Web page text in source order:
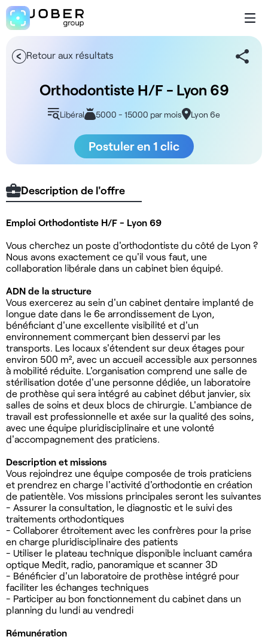
Retour aux résultats
Orthodontiste H/F - Lyon 69
Libéral 5000 - 15000 par mois Lyon 6e
Postuler en 1 clic
Description de l'offre
Emploi Orthodontiste H/F - Lyon 69
Vous cherchez un poste d'orthodontiste du côté de Lyon ?
Nous avons exactement ce qu'il vous faut, une
collaboration libérale dans un cabinet bien équipé.
ADN de la structure
Vous exercerez au sein d'un cabinet dentaire implanté de
longue date dans le 6e arrondissement de Lyon,
bénéficiant d'une excellente visibilité et d'un
environnement commerçant bien desservi par les
transports. Les locaux s'étendent sur deux étages pour
environ 500 m², avec un accueil accessible aux personnes
à mobilité réduite. L'organisation comprend une salle de
stérilisation dotée d'une personne dédiée, un laboratoire
de prothèse qui sera intégré au cabinet début janvier, six
salles de soins et deux blocs de chirurgie. L'ambiance de
travail est professionnelle et axée sur la qualité des soins,
avec une équipe pluridisciplinaire et une volonté
d'accompagnement des praticiens.
Description et missions
Vous rejoindrez une équipe composée de trois praticiens
et prendrez en charge l'activité d'orthodontie en création
de patientèle. Vos missions principales seront les suivantes
- Assurer la consultation, le diagnostic et le suivi des
traitements orthodontiques
- Collaborer étroitement avec les confrères pour la prise
en charge pluridisciplinaire des patients
- Utiliser le plateau technique disponible incluant caméra
optique Medit, radio, panoramique et scanner 3D
- Bénéficier d'un laboratoire de prothèse intégré pour
faciliter les échanges techniques
- Participer au bon fonctionnement du cabinet dans un
planning du lundi au vendredi
Rémunération